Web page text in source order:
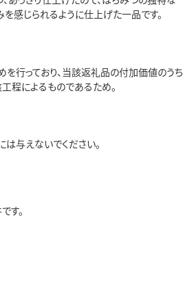
感じられるように仕上げた一品です。
を行っており、当該返礼品の付加価値のうち
程によるものであるため。
与えないでください。
す。